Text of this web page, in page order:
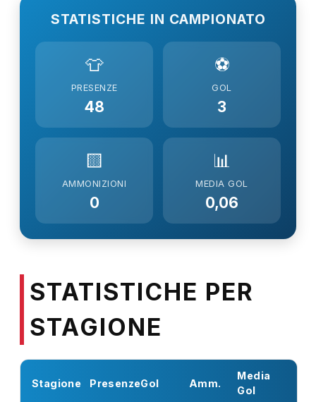
STATISTICHE IN CAMPIONATO
👕
PRESENZE
48
⚽
GOL
3
🟨
AMMONIZIONI
0
📊
MEDIA GOL
0,06
STATISTICHE PER
STAGIONE
Stagione PresenzeGol Amm.
Media
Gol